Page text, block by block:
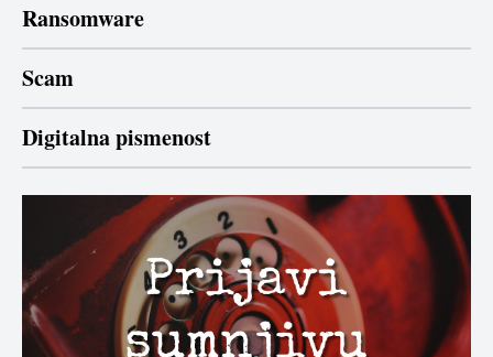
Ransomware
Scam
Digitalna pismenost